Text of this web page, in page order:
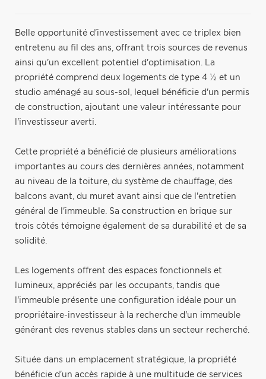
Belle opportunité d'investissement avec ce triplex bien
entretenu au fil des ans, offrant trois sources de revenus
ainsi qu'un excellent potentiel d'optimisation. La
propriété comprend deux logements de type 4 ½ et un
studio aménagé au sous-sol, lequel bénéficie d'un permis
de construction, ajoutant une valeur intéressante pour
l'investisseur averti.
Cette propriété a bénéficié de plusieurs améliorations
importantes au cours des dernières années, notamment
au niveau de la toiture, du système de chauffage, des
balcons avant, du muret avant ainsi que de l'entretien
général de l'immeuble. Sa construction en brique sur
trois côtés témoigne également de sa durabilité et de sa
solidité.
Les logements offrent des espaces fonctionnels et
lumineux, appréciés par les occupants, tandis que
l'immeuble présente une configuration idéale pour un
propriétaire-investisseur à la recherche d'un immeuble
générant des revenus stables dans un secteur recherché.
Située dans un emplacement stratégique, la propriété
bénéficie d'un accès rapide à une multitude de services